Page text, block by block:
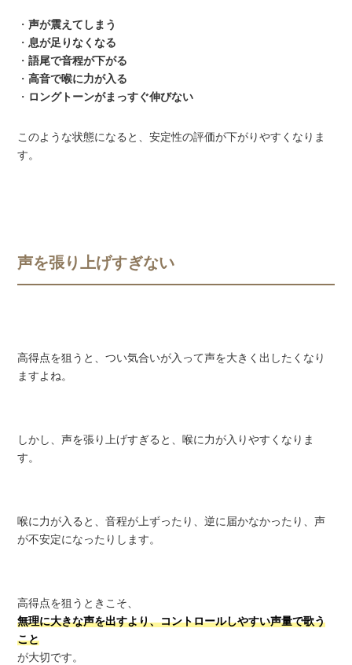
・声が震えてしまう
・ 息が足りなくなる
・語尾で音程が下がる
・高音で喉に力が入る
・ ロングトーンがまっすぐ伸びない
このような状態になると、安定性の評価が下がりやすくなりま
す。
声を張り上げすぎない
高得点を狙うと、つい気合いが入って声を大きく出したくなり
ますよね。
しかし、声を張り上げすぎると、喉に力が入りやすくなりま
す。
喉に力が入ると、音程が上ずったり、逆に届かなかったり、声
が不安定になったりします。
高得点を狙うときこそ、
無理に大きな声を出すより、コントロールしやすい声量で歌う
こと
が大切です。